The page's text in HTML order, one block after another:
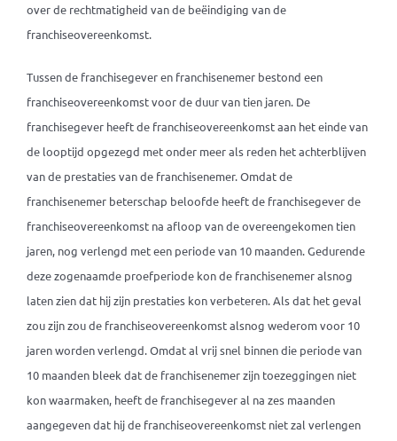
over de rechtmatigheid van de beëindiging van de
franchiseovereenkomst.
Tussen de franchisegever en franchisenemer bestond een
franchiseovereenkomst voor de duur van tien jaren. De
franchisegever heeft de franchiseovereenkomst aan het einde van
de looptijd opgezegd met onder meer als reden het achterblijven
van de prestaties van de franchisenemer. Omdat de
franchisenemer beterschap beloofde heeft de franchisegever de
franchiseovereenkomst na afloop van de overeengekomen tien
jaren, nog verlengd met een periode van 10 maanden. Gedurende
deze zogenaamde proefperiode kon de franchisenemer alsnog
laten zien dat hij zijn prestaties kon verbeteren. Als dat het geval
zou zijn zou de franchiseovereenkomst alsnog wederom voor 10
jaren worden verlengd. Omdat al vrij snel binnen die periode van
10 maanden bleek dat de franchisenemer zijn toezeggingen niet
kon waarmaken, heeft de franchisegever al na zes maanden
aangegeven dat hij de franchiseovereenkomst niet zal verlengen